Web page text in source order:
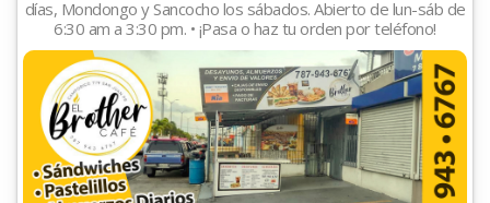
días, Mondongo y Sancocho los sábados. Abierto de lun-sáb de
6:30 am a 3:30 pm. • ¡Pasa o haz tu orden por teléfono!